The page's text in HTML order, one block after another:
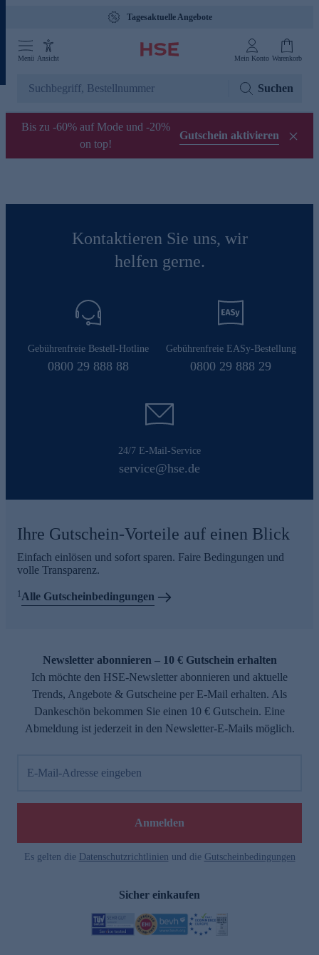
Tagesaktuelle Angebote
Menü Ansicht Mein Konto Warenkorb
Suchen
Bis zu -60% auf Mode und -20%
on top!
Gutschein aktivieren
Kontaktieren Sie uns, wir
helfen gerne.
Gebührenfreie Bestell-Hotline
0800 29 888 88
Gebührenfreie EASy-Bestellung
0800 29 888 29
24/7 E-Mail-Service
service@hse.de
Ihre Gutschein-Vorteile auf einen Blick
Einfach einlösen und sofort sparen. Faire Bedingungen und
volle Transparenz.
1Alle Gutscheinbedingungen
Newsletter abonnieren – 10 € Gutschein erhalten
Ich möchte den HSE-Newsletter abonnieren und aktuelle
Trends, Angebote & Gutscheine per E-Mail erhalten. Als
Dankeschön bekommen Sie einen 10 € Gutschein. Eine
Abmeldung ist jederzeit in den Newsletter-E-Mails möglich.
E-Mail-Adresse eingeben
Anmelden
Es gelten die Datenschutzrichtlinien und die Gutscheinbedingungen
Sicher einkaufen